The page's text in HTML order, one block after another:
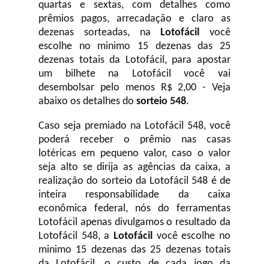
quartas e sextas, com detalhes como
prêmios pagos, arrecadação e claro as
dezenas sorteadas, na Lotofácil você
escolhe no minimo 15 dezenas das 25
dezenas totais da Lotofácil, para apostar
um bilhete na Lotofácil você vai
desembolsar pelo menos R$ 2,00 - Veja
abaixo os detalhes do sorteio 548.
Caso seja premiado na Lotofácil 548, você
poderá receber o prêmio nas casas
lotéricas em pequeno valor, caso o valor
seja alto se dirija as agências da caixa, a
realização do sorteio da Lotofácil 548 é de
inteira responsabilidade da caixa
econômica federal, nós do ferramentas
Lotofácil apenas divulgamos o resultado da
Lotofácil 548, a Lotofácil você escolhe no
minimo 15 dezenas das 25 dezenas totais